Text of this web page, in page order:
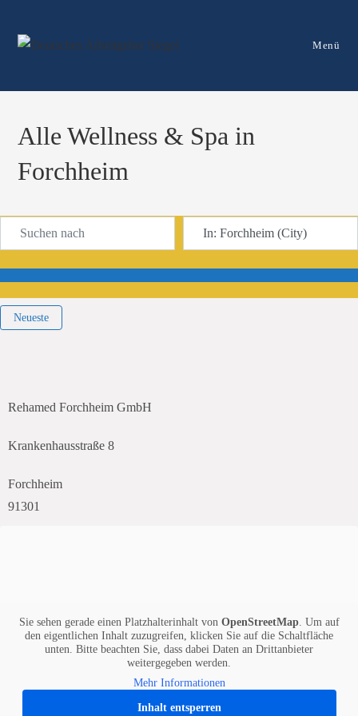
Menü
Alle Wellness & Spa in
Forchheim
Suchen nach In der Nähe
Suchen
Neueste
Rehamed Forchheim GmbH
Krankenhausstraße 8
Forchheim
91301
Sie sehen gerade einen Platzhalterinhalt von OpenStreetMap. Um auf
den eigentlichen Inhalt zuzugreifen, klicken Sie auf die Schaltfläche
unten. Bitte beachten Sie, dass dabei Daten an Drittanbieter
weitergegeben werden.
Mehr Informationen
Inhalt entsperren